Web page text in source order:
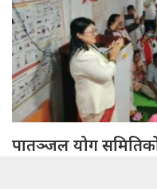
पातञ्जल योग समितिको